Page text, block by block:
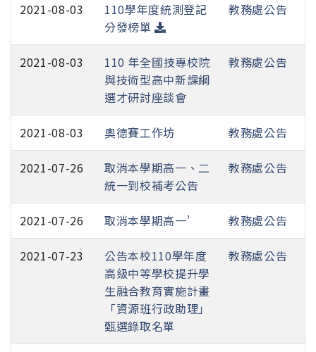
2021-08-03
110學年度統測登記
分發榜單
教務處公告
2021-08-03
110 年全國技專校院
與技術型高中新課綱
選才研討座談會
教務處公告
2021-08-03 奧德賽工作坊 教務處公告
2021-07-26
取消本學期高一、二
統一到校補考公告
教務處公告
2021-07-26 取消本學期高一' 教務處公告
2021-07-23
公告本校110學年度
高級中等學校提升學
生融合教育實施計畫
「資源班行政助理」
甄選錄取名單
教務處公告